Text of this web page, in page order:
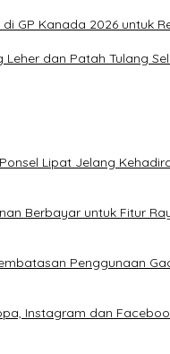
GP Kanada 2026 untuk
Leher dan Patah Tulang
Lipat Jelang
Berbayar untuk Fitur
Penggunaan
Instagram dan